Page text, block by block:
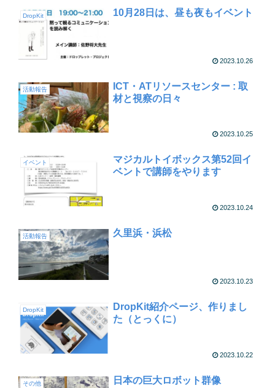
DropKit 10月28日は、昼も夜もイベント
2023.10.26
活動報告
ICT・ATリソースセンター : 取
材と視察の日々
2023.10.25
イベント
マジカルトイボックス第52回イ
ベントで講師をやります
2023.10.24
活動報告 久里浜・浜松
2023.10.23
DropKit
DropKit紹介ページ、作りまし
た（とっくに）
2023.10.22
その他 日本の巨大ロボット群像